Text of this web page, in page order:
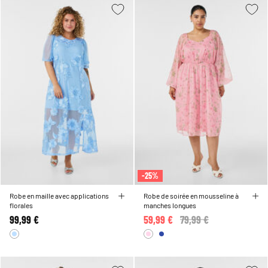
Robe en maille avec applications
florales
99,99 €
-25%
Robe de soirée en mousseline à
manches longues
Price reduced from
79,99 €
59,99 €